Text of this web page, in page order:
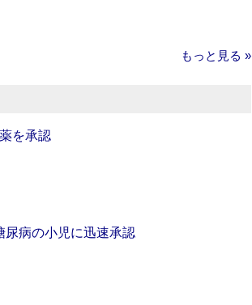
もっと見る »
を承認
病の小児に迅速承認